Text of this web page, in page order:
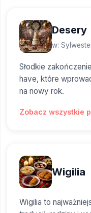
Desery
w:
Słodkie
have, które
na nowy rok.
Zobacz wszystkie
Wigilia
Wigilia to